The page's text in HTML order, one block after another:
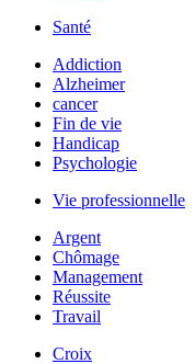
Santé
Addiction
Alzheimer
cancer
Fin de vie
Handicap
Psychologie
Vie professionnelle
Argent
Chômage
Management
Réussite
Travail
Croix